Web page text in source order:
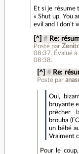
Et si je résume
« Shut up. You
evil and I don’t
[^] # Re:
Posté par
08:37. Évalué à
08:38.
[^] # Re:
Posté par
Oui,
bruyante
prêcher
brouha
un bébé
Vraiment
Pour le